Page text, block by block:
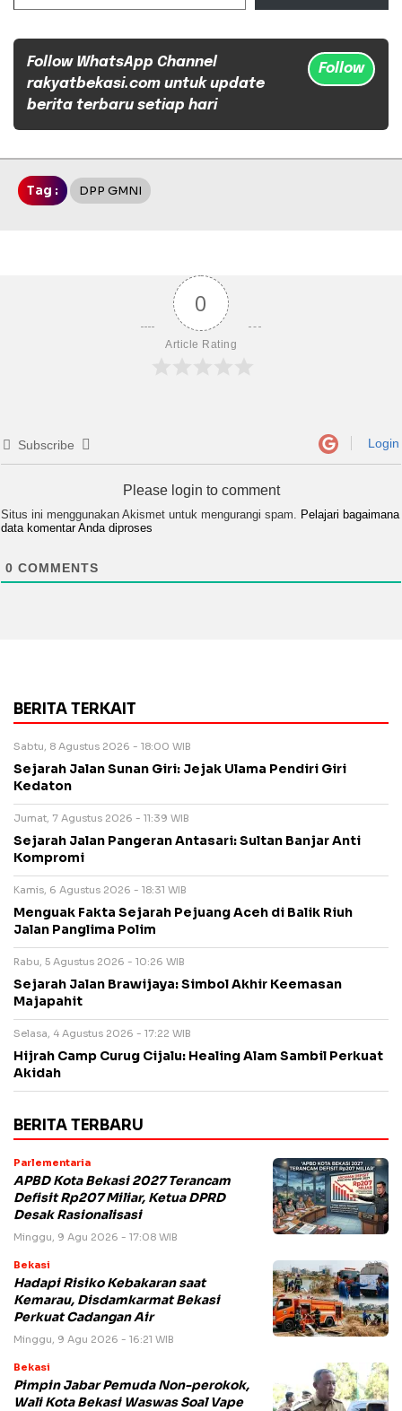
Follow WhatsApp Channel
rakyatbekasi.com untuk update
berita terbaru setiap hari
Follow
Tag : DPP GMNI
0
Article Rating
Subscribe Login
Please login to comment
Situs ini menggunakan Akismet untuk mengurangi spam. Pelajari bagaimana
data komentar Anda diproses
0 COMMENTS
BERITA TERKAIT
Sabtu, 8 Agustus 2026 - 18:00 WIB
Sejarah Jalan Sunan Giri: Jejak Ulama Pendiri Giri
Kedaton
Jumat, 7 Agustus 2026 - 11:39 WIB
Sejarah Jalan Pangeran Antasari: Sultan Banjar Anti
Kompromi
Kamis, 6 Agustus 2026 - 18:31 WIB
Menguak Fakta Sejarah Pejuang Aceh di Balik Riuh
Jalan Panglima Polim
Rabu, 5 Agustus 2026 - 10:26 WIB
Sejarah Jalan Brawijaya: Simbol Akhir Keemasan
Majapahit
Selasa, 4 Agustus 2026 - 17:22 WIB
Hijrah Camp Curug Cijalu: Healing Alam Sambil Perkuat
Akidah
BERITA TERBARU
Parlementaria
APBD Kota Bekasi 2027 Terancam
Defisit Rp207 Miliar, Ketua DPRD
Desak Rasionalisasi
Minggu, 9 Agu 2026 - 17:08 WIB
Bekasi
Hadapi Risiko Kebakaran saat
Kemarau, Disdamkarmat Bekasi
Perkuat Cadangan Air
Minggu, 9 Agu 2026 - 16:21 WIB
Bekasi
Pimpin Jabar Pemuda Non-perokok,
Wali Kota Bekasi Waswas Soal Vape